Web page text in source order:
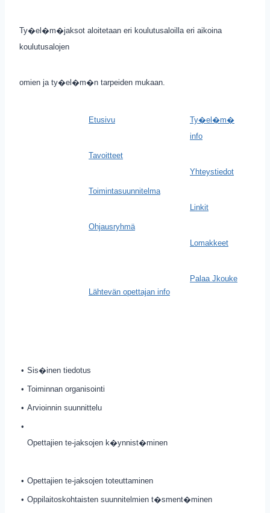
Ty�el�m�jaksot aloitetaan eri koulutusaloilla eri aikoina
koulutusalojen
omien ja ty�el�m�n tarpeiden mukaan.
Etusivu
Tavoitteet
Toimintasuunnitelma
Ohjausryhmä
Lähtevän opettajan info
Ty�el�m�
info
Yhteystiedot
Linkit
Lomakkeet
Palaa Jkouke
• Sis�inen tiedotus
• Toiminnan organisointi
• Arvioinnin suunnittelu
•
Opettajien te-jaksojen k�ynnist�minen
• Opettajien te-jaksojen toteuttaminen
• Oppilaitoskohtaisten suunnitelmien t�sment�minen